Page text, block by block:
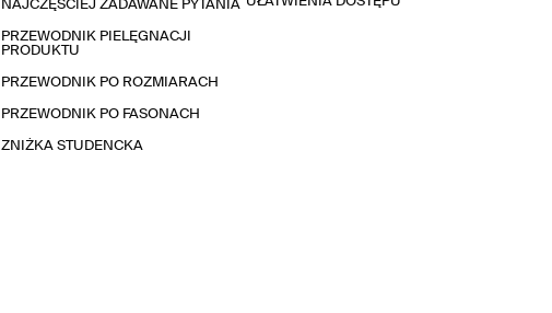
NAJCZĘŚCIEJ ZADAWANE PYTANIA
PRZEWODNIK PIELĘGNACJI
PRODUKTU
PRZEWODNIK PO ROZMIARACH
PRZEWODNIK PO FASONACH
ZNIŻKA STUDENCKA